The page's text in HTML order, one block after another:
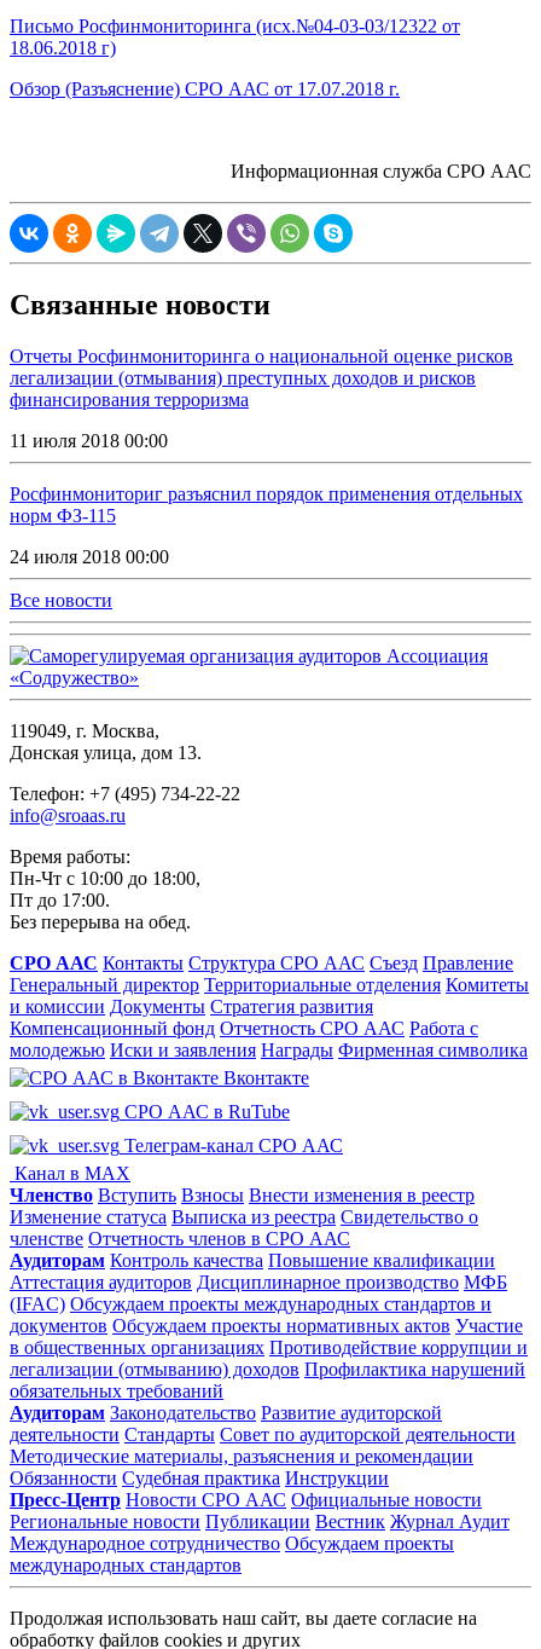
Письмо Росфинмониторинга (исх.№04-03-03/12322 от
18.06.2018 г)
Обзор (Разъяснение) СРО ААС от 17.07.2018 г.
Информационная служба СРО ААС
Связанные новости
Отчеты Росфинмониторинга о национальной оценке рисков
легализации (отмывания) преступных доходов и рисков
финансирования терроризма
11 июля 2018 00:00
Росфинмониториг разъяснил порядок применения отдельных
норм ФЗ-115
24 июля 2018 00:00
Все новости
119049, г. Москва,
Донская улица, дом 13.
Телефон: +7 (495) 734-22-22
info@sroaas.ru
Время работы:
Пн-Чт с 10:00 до 18:00,
Пт до 17:00.
Без перерыва на обед.
СРО ААС Контакты Структура СРО ААС Съезд Правление
Генеральный директор Территориальные отделения Комитеты
и комиссии Документы Стратегия развития
Компенсационный фонд Отчетность СРО ААС Работа с
молодежью Иски и заявления Награды Фирменная символика
Вконтакте
СРО ААС в RuTube
Телеграм-канал СРО ААС
Канал в MAX
Членство Вступить Взносы Внести изменения в реестр
Изменение статуса Выписка из реестра Свидетельство о
членстве Отчетность членов в СРО ААС
Аудиторам Контроль качества Повышение квалификации
Аттестация аудиторов Дисциплинарное производство МФБ
(IFAC) Обсуждаем проекты международных стандартов и
документов Обсуждаем проекты нормативных актов Участие
в общественных организациях Противодействие коррупции и
легализации (отмыванию) доходов Профилактика нарушений
обязательных требований
Аудиторам Законодательство Развитие аудиторской
деятельности Стандарты Совет по аудиторской деятельности
Методические материалы, разъяснения и рекомендации
Обязанности Судебная практика Инструкции
Пресс-Центр Новости СРО ААС Официальные новости
Региональные новости Публикации Вестник Журнал Аудит
Международное сотрудничество Обсуждаем проекты
международных стандартов
Продолжая использовать наш сайт, вы даете согласие на
обработку файлов cookies и других